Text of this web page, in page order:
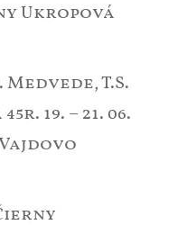
Ukropová
T.S.
19. – 21. 06.